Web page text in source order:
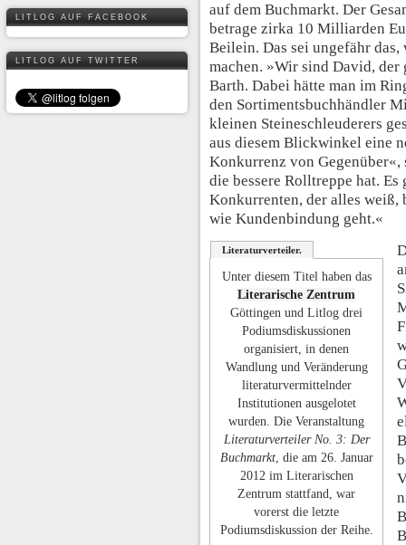
auf dem Buchmarkt. Der
betrage zirka 10 Milliarden
Beilein. Das sei ungefähr
machen. »Wir sind David, der
Barth. Dabei hätte man im
den Sortimentsbuchhändler
kleinen Steineschleuderers
aus diesem Blickwinkel eine
Konkurrenz von Gegenüber«,
die bessere Rolltreppe hat.
Konkurrenten, der alles
wie Kundenbindung geht.«
Literaturverteiler.
Unter diesem Titel haben das
Literarische Zentrum
Göttingen und Litlog drei
Podiumsdiskussionen
organisiert, in denen
Wandlung und Veränderung
literaturvermittelnder
Institutionen ausgelotet
wurden. Die Veranstaltung
Literaturverteiler No. 3: Der
Buchmarkt, die am 26. Januar
2012 im Literarischen
Zentrum stattfand, war
vorerst die letzte
Podiumsdiskussion der Reihe.
LITLOG AUF FACEBOOK
LITLOG AUF TWITTER